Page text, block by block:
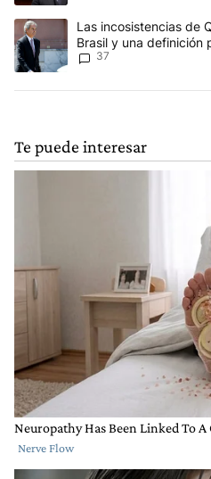
Un artículo de tendencia con el
Las incosistencias de
Brasil y una definición
concepto antiguo"
37